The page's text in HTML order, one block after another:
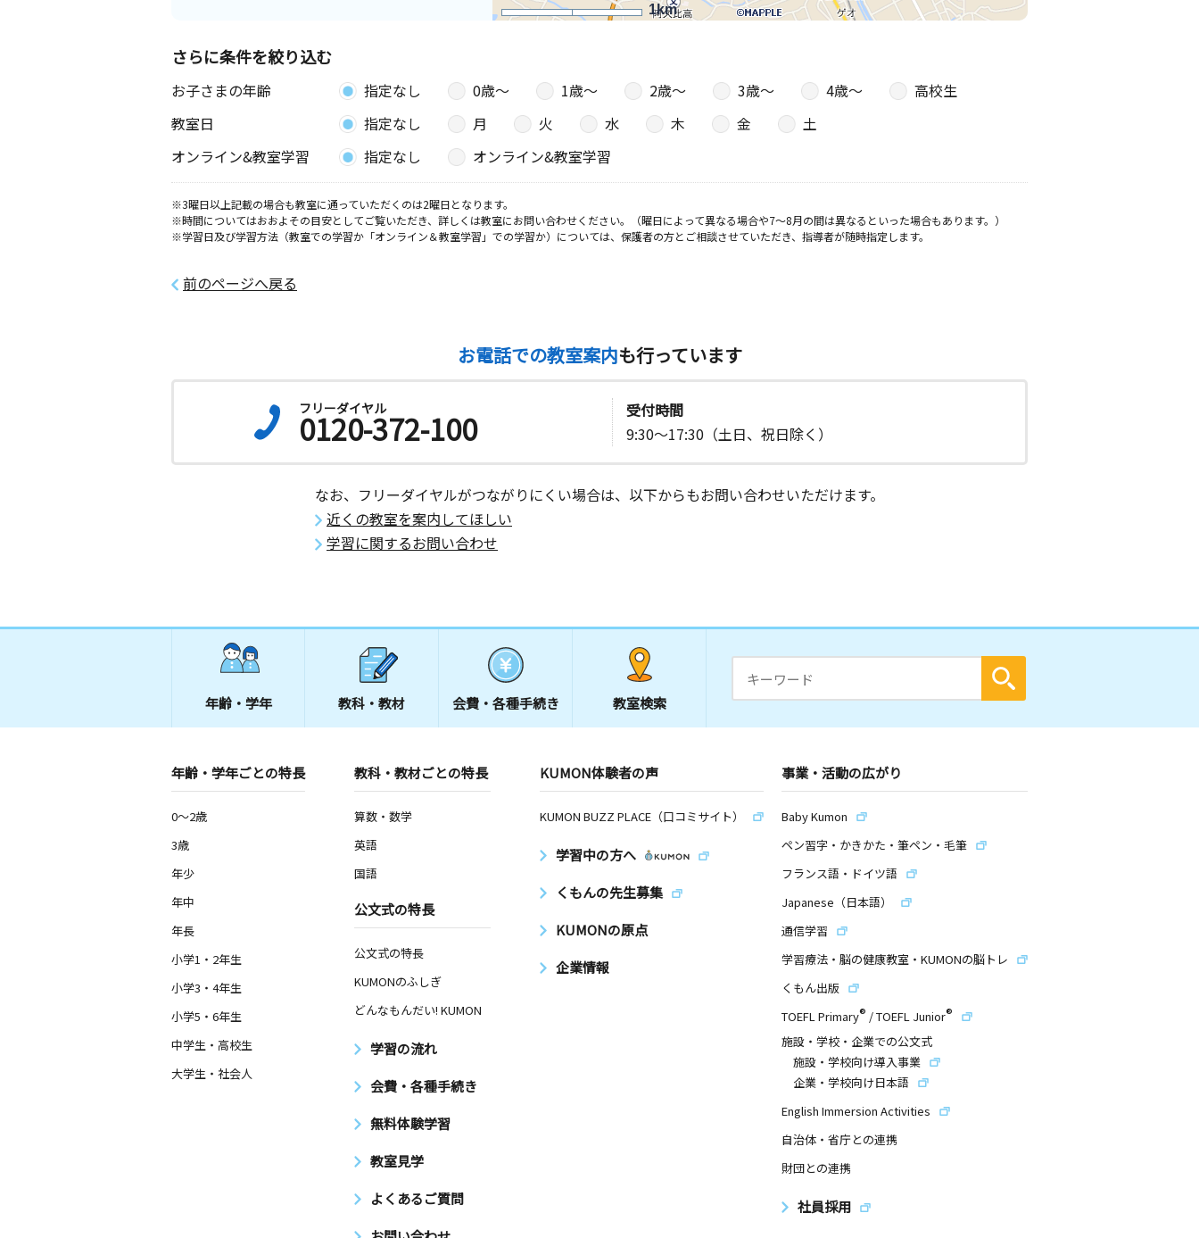
1km
さらに条件を絞り込む
お子さまの年齢 指定なし 0歳〜 1歳〜 2歳〜 3歳〜 4歳〜
高校生
教室日
指定なし 月 火 水 木 金
土
オンライン&教室学習
指定なし オンライン&教室学習
※3曜日以上記載の場合も教室に通っていただくのは2曜日となります。
※時間についてはおおよその目安としてご覧いただき、詳しくは教室にお問い合わせください。（曜日によって異なる場合や7～8月の間は異なるといった場合もあります。）
※学習日及び学習方法（教室での学習か「オンライン＆教室学習」での学習か）については、保護者の方とご相談させていただき、指導者が随時指定します。
前のページへ戻る
お電話での教室案内も行っています
フリーダイヤル
0120-372-100
受付時間
9:30～17:30（土日、祝日除く）
なお、フリーダイヤルがつながりにくい場合は、以下からもお問い合わせいただけます。
近くの教室を案内してほしい
学習に関するお問い合わせ
年齢・学年 教科・教材 会費・ 各種手続き 教室検索
年齢・学年ごとの特長
0～2歳
3歳
年少
年中
年長
小学1・2年生
小学3・4年生
小学5・6年生
中学生・高校生
大学生・社会人
教科・教材ごとの特長
算数・数学
英語
国語
公文式の特長
公文式の特長
KUMONのふしぎ
どんなもんだい! KUMON
学習の流れ
会費・各種手続き
無料体験学習
教室見学
よくあるご質問
KUMON体験者の声
KUMON BUZZ PLACE（口コミサイト）
学習中の方へ
くもんの先生募集
KUMONの原点
企業情報
事業・活動の広がり
Baby Kumon
ペン習字・かきかた・筆ペン・毛筆
フランス語・ドイツ語
Japanese（日本語）
通信学習
学習療法・脳の健康教室・KUMONの脳トレ
くもん出版
TOEFL Primary® /TOEFL Junior®
施設・学校・企業での公文式
施設・学校向け導入事業
企業・学校向け日本語
English Immersion Activities
自治体・省庁との連携
財団との連携
社員採用